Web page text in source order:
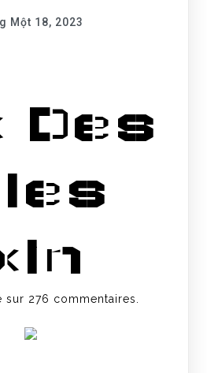
Một 18, 2023
Des
sur 276 commentaires.